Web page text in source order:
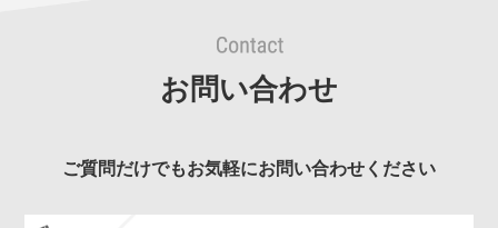
お問い合わせ
ご質問だけでもお気軽にお問い合わせください